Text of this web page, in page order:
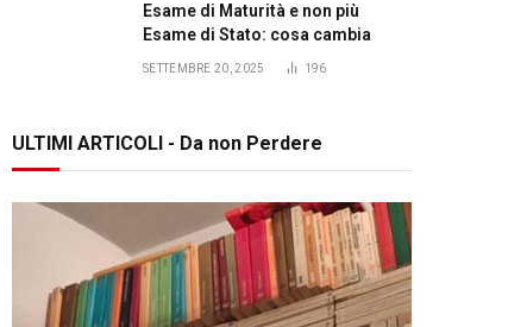
Esame di Maturità e non più
Esame di Stato: cosa cambia
SETTEMBRE 20, 2025 196
ULTIMI ARTICOLI - Da non Perdere